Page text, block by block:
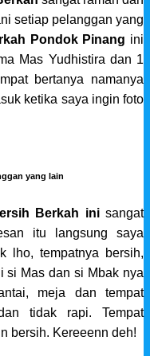
setiap pelanggan yang
Pondok Pinang ini
Mas Yudhistira dan 1
bertanya namanya
ketika saya ingin foto
yang lain
Berkah inisangat
itu langsung saya
lho, tempatnya bersih,
si Mas dan si Mbak nya
meja dan tempat
tidak rapi. Tempat
bersih. Kereeenn deh!